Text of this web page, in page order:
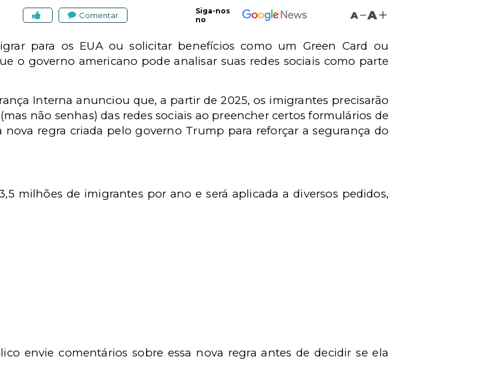
Comentar
Siga-nos
no
A A
para os EUA ou solicitar benefícios como um Green Card ou
o governo americano pode analisar suas redes sociais como parte
Interna anunciou que, a partir de 2025, os imigrantes precisarão
não senhas) das redes sociais ao preencher certos formulários de
nova regra criada pelo governo Trump para reforçar a segurança do
milhões de imigrantes por ano e será aplicada a diversos pedidos,
envie comentários sobre essa nova regra antes de decidir se ela